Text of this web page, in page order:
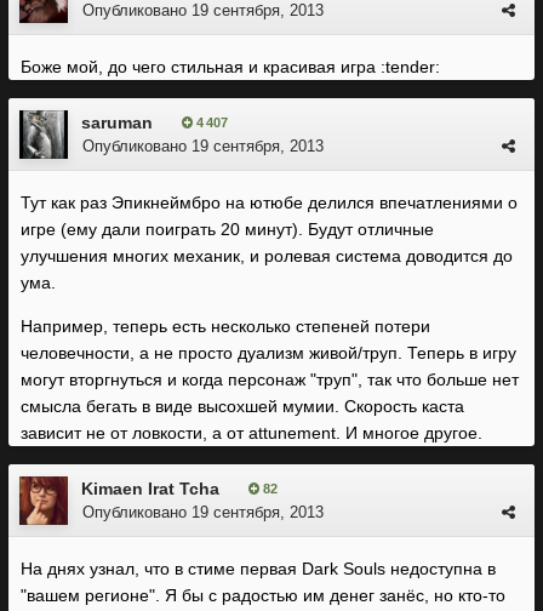
Опубликовано 19 сентября, 2013
Боже мой, до чего стильная и красивая игра :tender:
saruman 4 407
Опубликовано 19 сентября, 2013
Тут как раз Эпикнеймбро на ютюбе делился впечатлениями о
игре (ему дали поиграть 20 минут). Будут отличные
улучшения многих механик, и ролевая система доводится до
ума.
Например, теперь есть несколько степеней потери
человечности, а не просто дуализм живой/труп. Теперь в игру
могут вторгнуться и когда персонаж "труп", так что больше нет
смысла бегать в виде высохшей мумии. Скорость каста
зависит не от ловкости, а от attunement. И многое другое.
Kimaen Irat Tcha 82
Опубликовано 19 сентября, 2013
На днях узнал, что в стиме первая Dark Souls недоступна в
"вашем регионе". Я бы с радостью им денег занёс, но кто-то